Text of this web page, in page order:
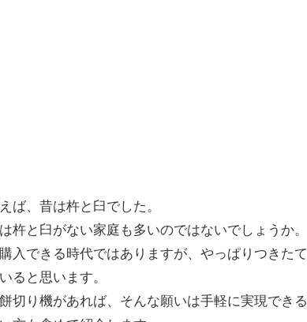
ば、昔は杵と臼でした。
杵と臼がない家庭も多いのではないでしょうか。
入できる時代ではありますが、やっぱりつきた
ると思います。
切り機があれば、そんな願いは手軽に実現でき